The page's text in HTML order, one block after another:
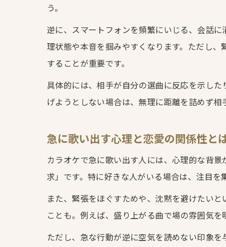
う。
逆に、スマートフォンを頻繁にいじる、会話
理状態や本音を掴みやすくなります。ただし
することが重要です。
具体的には、相手が自分の選曲に反応を示し
げようとしない場合は、無理に距離を詰めず相
急に歌い出す心理と恋愛の関係性と
カラオケで急に歌い出す人には、心理的な背
求」です。特に好きな人がいる場合は、注目を
また、緊張をほぐすためや、沈黙を避けたい
ことも。例えば、盛り上がる曲で場の雰囲気
ただし、急な行動が逆に空気を読めない印象